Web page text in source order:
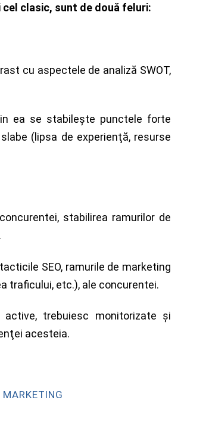
clasic, sunt de două feluri:
cu aspectele de analiză SWOT,
ea se stabileşte punctele forte
(lipsa de experienţă, resurse
stabilirea ramurilor de
SEO, ramurile de marketing
traficului, etc.), ale concurentei.
trebuiesc monitorizate şi
acesteia.
MARKETING